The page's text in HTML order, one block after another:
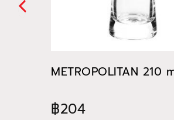
METROPOLITAN 210
฿204